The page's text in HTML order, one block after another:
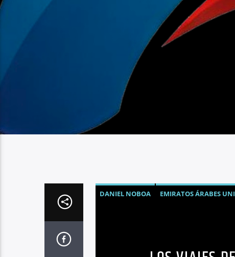
DANIEL NOBOA EMIRATOS ÁRABES